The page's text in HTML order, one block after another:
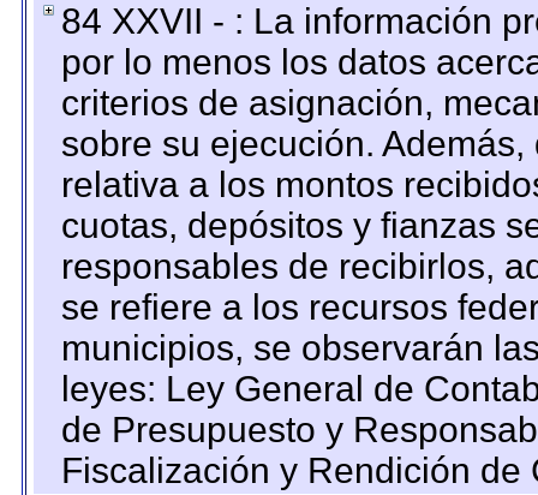
84 XXVII - : La información
por lo menos los datos
criterios de asignación,
sobre su ejecución.
relativa a los montos
cuotas, depósitos y fianzas
responsables de recibirlos,
se refiere a los recursos
municipios, se observarán
leyes: Ley General de
de Presupuesto y
Fiscalización y Rendición